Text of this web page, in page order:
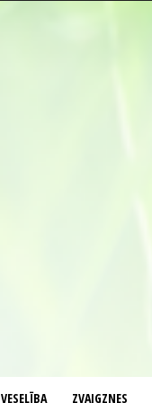
VESELĪBA ZVAIGZNES